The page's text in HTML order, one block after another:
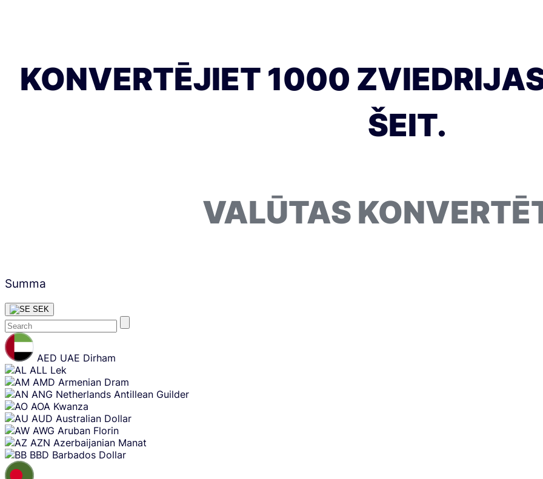
KONVERTĒJIET 1000
ŠEIT.
VALŪTAS
Summa
SEK
Skip
content
AED UAE Dirham
ALL Lek
AMD Armenian Dram
ANG Netherlands Antillean Guilder
AOA Kwanza
AUD Australian Dollar
AWG Aruban Florin
AZN Azerbaijanian Manat
BBD Barbados Dollar